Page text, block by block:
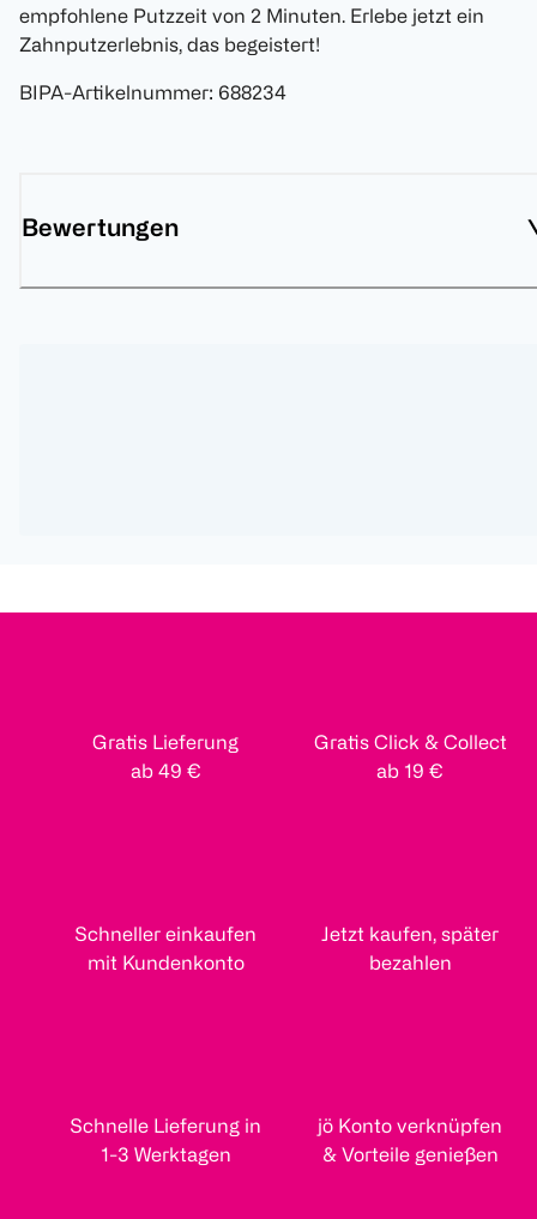
empfohlene Putzzeit von 2 Minuten. Erlebe jetzt ein
Zahnputzerlebnis, das begeistert!
BIPA-Artikelnummer: 688234
Bewertungen
Gratis Lieferung
ab 49 €
Gratis Click & Collect
ab 19 €
Schneller einkaufen
mit Kundenkonto
Jetzt kaufen, später
bezahlen
Schnelle Lieferung in
1-3 Werktagen
jö Konto verknüpfen
& Vorteile genießen